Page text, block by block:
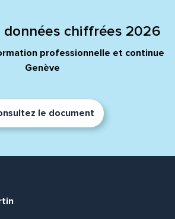
chiffrées 2026
professionnelle et continue
Genève
le document